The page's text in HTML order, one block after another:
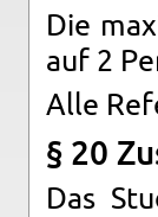
Die
auf 2
Alle
§ 20
Das